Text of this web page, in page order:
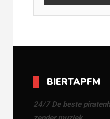
BIERTAPFM
24/7 De beste